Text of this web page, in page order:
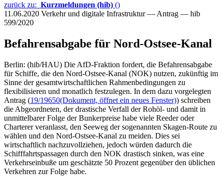
zurück zu: Kurzmeldungen (hib) ()
11.06.2020 Verkehr und digitale Infrastruktur — Antrag — hib
599/2020
Befahrensabgabe für Nord-Ostsee-Kanal
Berlin: (hib/HAU) Die AfD-Fraktion fordert, die Befahrensabgabe
für Schiffe, die den Nord-Ostsee-Kanal (NOK) nutzen, zukünftig im
Sinne der gesamtwirtschaftlichen Rahmenbedingungen zu
flexibilisieren und monatlich festzulegen. In dem dazu vorgelegten
Antrag (19/19650(Dokument, öffnet ein neues Fenster)) schreiben
die Abgeordneten, der drastische Verfall der Rohöl- und damit in
unmittelbarer Folge der Bunkerpreise habe viele Reeder oder
Charterer veranlasst, den Seeweg der sogenannten Skagen-Route zu
wählen und den Nord-Ostsee-Kanal zu meiden. Dies sei
wirtschaftlich nachzuvollziehen, jedoch würden dadurch die
Schifffahrtspassagen durch den NOK drastisch sinken, was eine
Verkehrseinbuße um geschätzte 50 Prozent gegenüber den üblichen
Verkehren zur Folge habe.